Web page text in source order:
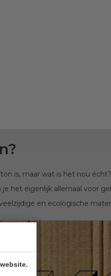
is, maar wat is het nou
het eigenlijk allemaal voor
en ecologische